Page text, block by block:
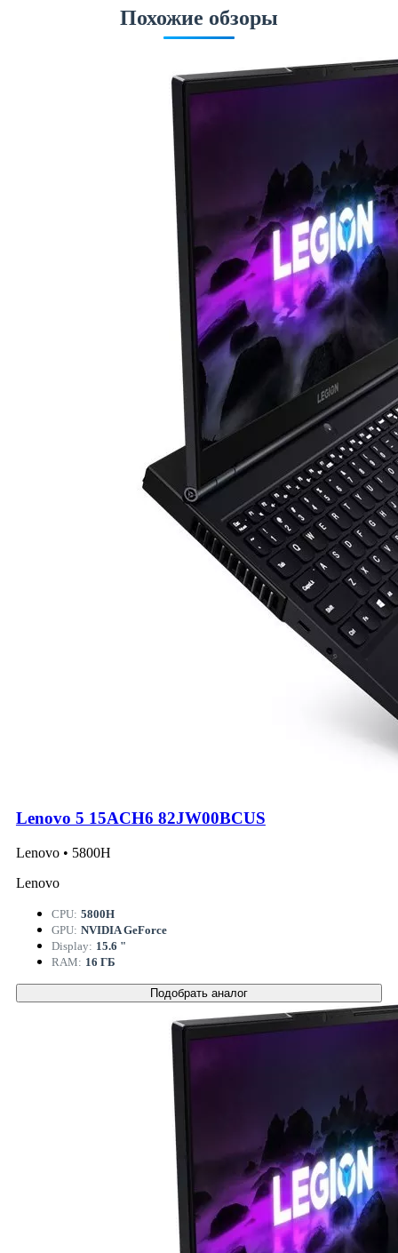
Похожие обзоры
Lenovo 5 15ACH6 82JW00BCUS
Lenovo • 5800H
Lenovo
CPU: 5800H
GPU: NVIDIA GeForce
Display: 15.6 "
RAM: 16 ГБ
Подобрать аналог